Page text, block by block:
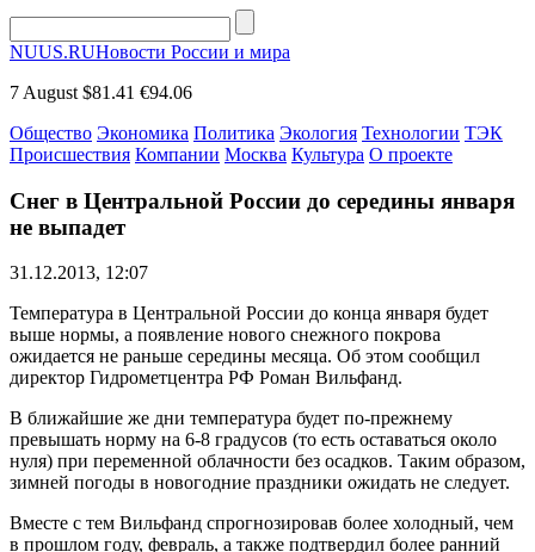
NUUS.RUНовости России и мира
7 August $81.41 €94.06
Общество Экономика Политика Экология Технологии ТЭК
Происшествия Компании Москва Культура О проекте
Снег в Центральной России до середины января
не выпадет
31.12.2013, 12:07
Температура в Центральной России до конца января будет
выше нормы, а появление нового снежного покрова
ожидается не раньше середины месяца. Об этом сообщил
директор Гидрометцентра РФ Роман Вильфанд.
В ближайшие же дни температура будет по-прежнему
превышать норму на 6-8 градусов (то есть оставаться около
нуля) при переменной облачности без осадков. Таким образом,
зимней погоды в новогодние праздники ожидать не следует.
Вместе с тем Вильфанд спрогнозировав более холодный, чем
в прошлом году, февраль, а также подтвердил более ранний